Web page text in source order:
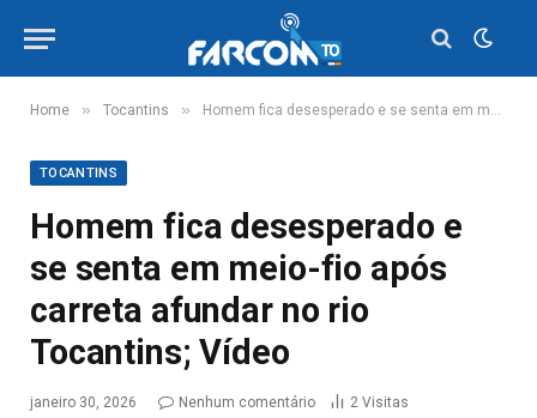
Home » Tocantins » Homem fica desesperado e se senta em meio-fio após carreta afundar no rio Tocantins; Vídeo
TOCANTINS
Homem fica desesperado e
se senta em meio-fio após
carreta afundar no rio
Tocantins; Vídeo
janeiro 30, 2026 Nenhum comentário 2 Visitas